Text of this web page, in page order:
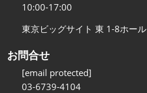
10:00-17:00
東京ビッグサイト 東 1-8ホール
お問合せ
[email protected]
03-6739-4104